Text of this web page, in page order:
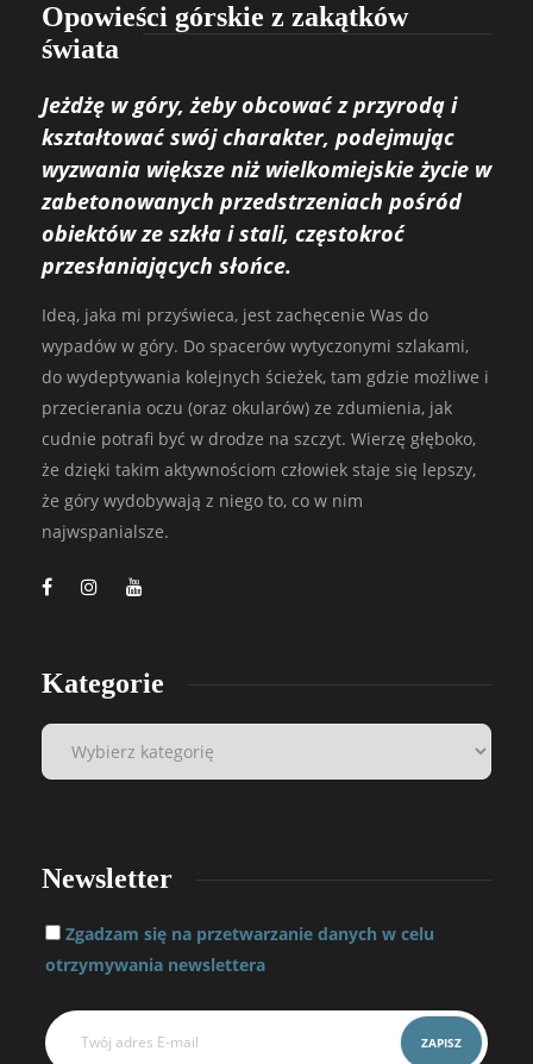
Opowieści górskie z zakątków
świata
Jeżdżę w góry, żeby obcować z przyrodą i
kształtować swój charakter, podejmując
wyzwania większe niż wielkomiejskie życie w
zabetonowanych przedstrzeniach pośród
obiektów ze szkła i stali, częstokroć
przesłaniających słońce.
Ideą, jaka mi przyświeca, jest zachęcenie Was do
wypadów w góry. Do spacerów wytyczonymi szlakami,
do wydeptywania kolejnych ścieżek, tam gdzie możliwe i
przecierania oczu (oraz okularów) ze zdumienia, jak
cudnie potrafi być w drodze na szczyt. Wierzę głęboko,
że dzięki takim aktywnościom człowiek staje się lepszy,
że góry wydobywają z niego to, co w nim
najwspanialsze.
Kategorie
Newsletter
Zgadzam się na przetwarzanie danych w celu
otrzymywania newslettera